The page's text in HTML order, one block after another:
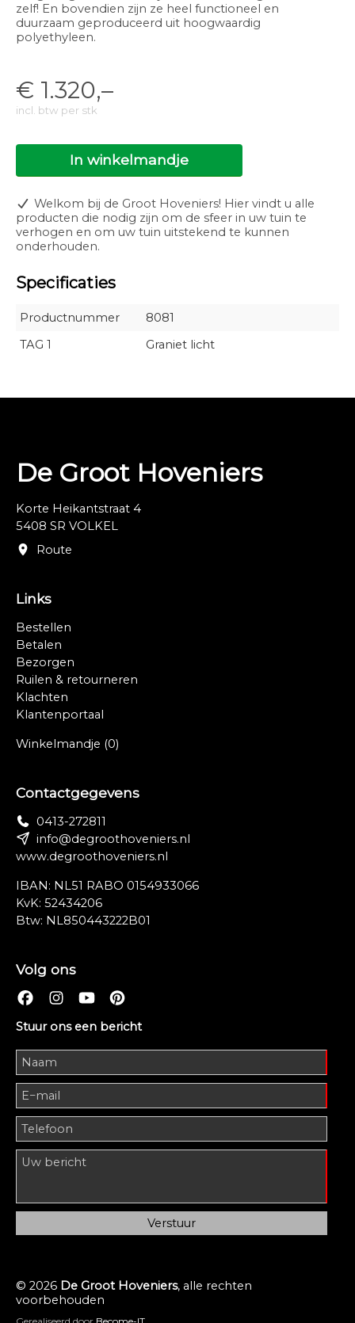
zelf! En bovendien zijn ze heel functioneel en
duurzaam geproduceerd uit hoogwaardig
polyethyleen.
€ 1.320,–
incl. btw per stk
In winkelmandje
Welkom bij de Groot Hoveniers! Hier vindt u alle
producten die nodig zijn om de sfeer in uw tuin te
verhogen en om uw tuin uitstekend te kunnen
onderhouden.
Specificaties
Productnummer
8081
TAG 1
Graniet licht
De Groot Hoveniers
Korte Heikantstraat 4
5408 SR VOLKEL
Route
Links
Bestellen
Betalen
Bezorgen
Ruilen & retourneren
Klachten
Klantenportaal
Winkelmandje (0)
Contactgegevens
0413-272811
info@degroothoveniers.nl
www.degroothoveniers.nl
IBAN: NL51 RABO 0154933066
KvK: 52434206
Btw: NL850443222B01
Volg ons
Stuur ons een bericht
© 2026 De Groot Hoveniers, alle rechten
voorbehouden